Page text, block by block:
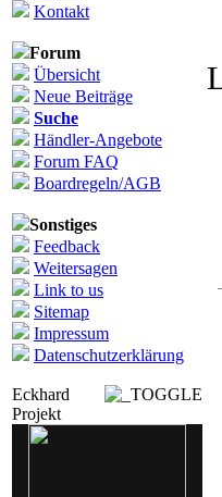
Kontakt
Forum
Übersicht
Neue Beiträge
Suche
Händler-Angebote
Forum FAQ
Boardregeln/AGB
Sonstiges
Feedback
Weitersagen
Link to us
Sitemap
Impressum
Datenschutzerklärung
Eckhard
Projekt